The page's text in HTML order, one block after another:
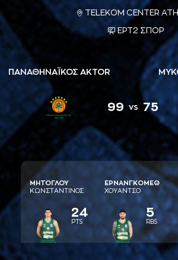
TELEKOM CENTER
ΕΡΤ2 ΣΠΟΡ
ΠΑΝΑΘΗΝΑΪΚΟΣ AKTOR
99 vs 75
ΜΗΤΟΓΛΟΥ
ΚΩΝΣΤAΝΤΙΝΟΣ
24
PTS
ΕΡΝAΝΓΚΟΜΕΘ
ΧΟΥAΝΤΣΟ
5
RBS